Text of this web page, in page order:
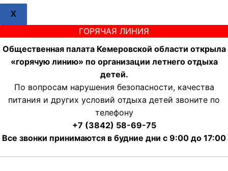
X
ГОРЯЧАЯ ЛИНИЯ
Общественная палата Кемеровской области открыла
«горячую линию» по организации летнего отдыха
детей.
По вопросам нарушения безопасности, качества
питания и других условий отдыха детей звоните по
телефону
+7 (3842) 58-69-75
Все звонки принимаются в будние дни с 9:00 до 17:00